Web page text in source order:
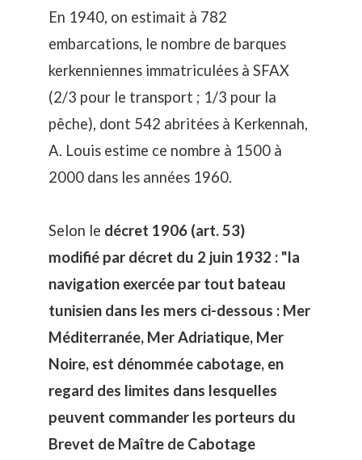
En 1940, on estimait à 782
embarcations, le nombre de barques
kerkenniennes immatriculées à SFAX
(2/3 pour le transport ; 1/3 pour la
pêche), dont 542 abritées à Kerkennah,
A. Louis estime ce nombre à 1500 à
2000 dans les années 1960.
Selon le décret 1906 (art. 53)
modifié par décret du 2 juin 1932 : "la
navigation exercée par tout bateau
tunisien dans les mers ci-dessous : Mer
Méditerranée, Mer Adriatique, Mer
Noire, est dénommée cabotage, en
regard des limites dans lesquelles
peuvent commander les porteurs du
Brevet de Maître de Cabotage